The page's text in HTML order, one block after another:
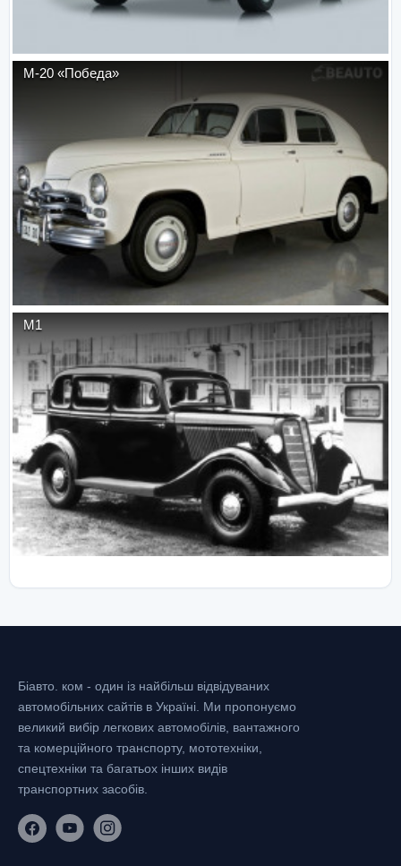
М-20 «Победа»
М1
Біавто. ком - один із найбільш відвідуваних
автомобільних сайтів в Україні. Ми пропонуємо
великий вибір легкових автомобілів, вантажного
та комерційного транспорту, мототехніки,
спецтехніки та багатьох інших видів
транспортних засобів.